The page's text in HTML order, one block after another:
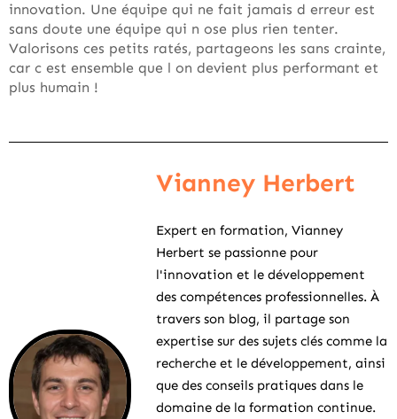
innovation. Une équipe qui ne fait jamais d erreur est
sans doute une équipe qui n ose plus rien tenter.
Valorisons ces petits ratés, partageons les sans crainte,
car c est ensemble que l on devient plus performant et
plus humain !
Vianney Herbert
Expert en formation, Vianney
Herbert se passionne pour
l'innovation et le développement
des compétences professionnelles. À
travers son blog, il partage son
expertise sur des sujets clés comme la
recherche et le développement, ainsi
que des conseils pratiques dans le
domaine de la formation continue.